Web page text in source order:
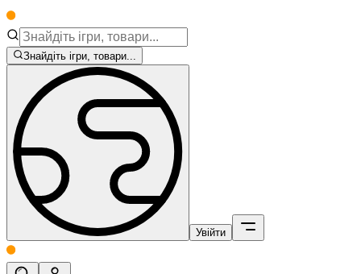
Знайдіть ігри, товари...
Увійти